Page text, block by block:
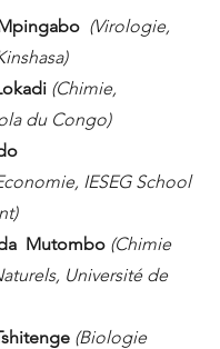
(Virologie,
(Chimie,
du Congo)
IESEG School
Mutombo (Chimie
Université de
(Biologie